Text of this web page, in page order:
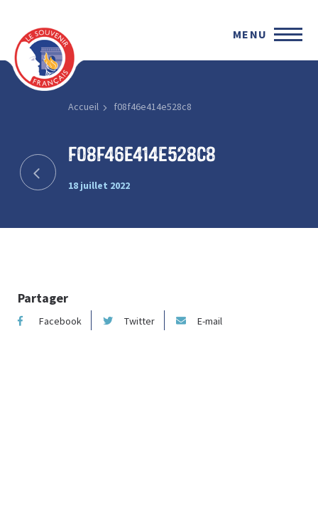
MENU
Accueil f08f46e414e528c8
f08f46e414e528c8
18 juillet 2022
Partager
Facebook Twitter E-mail